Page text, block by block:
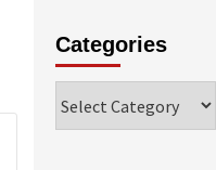
Categories